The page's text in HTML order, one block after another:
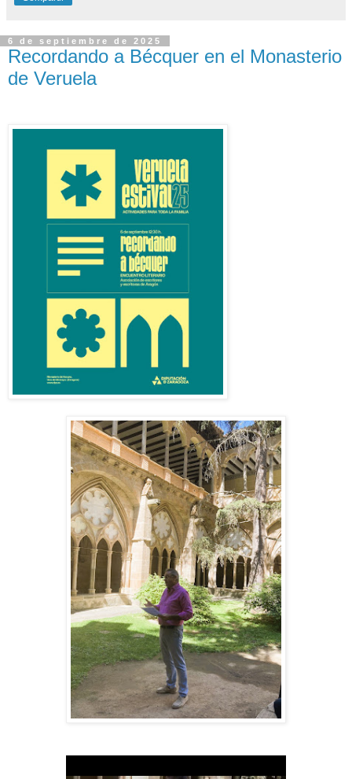
6 de septiembre de 2025
Recordando a Bécquer en el Monasterio
de Veruela